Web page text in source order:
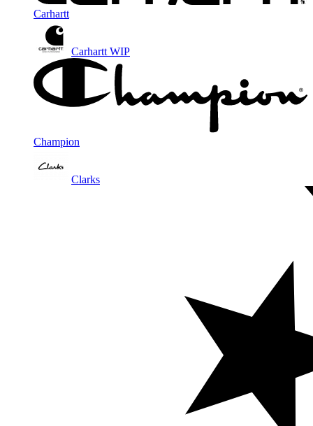
Carhartt
Carhartt WIP
Champion
Clarks